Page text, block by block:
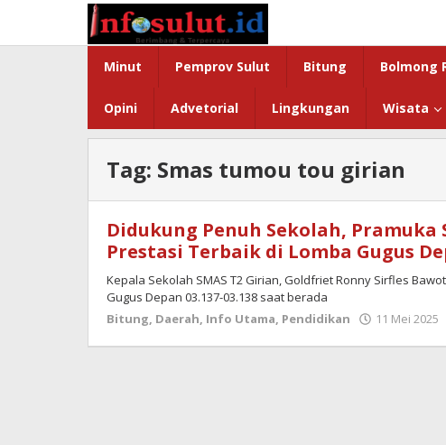
konten
Minut Pemprov Sulut Bitung Bolmong
Opini Advetorial Lingkungan Wisata
Tag: Smas tumou tou girian
Didukung Penuh Sekolah, Pramuka
Prestasi Terbaik di Lomba Gugus
Kepala Sekolah SMAS T2 Girian, Goldfriet Ronny Sirfles
Gugus Depan 03.137-03.138 saat berada
Bitung, Daerah, Info Utama, Pendidikan 11 Mei 2025